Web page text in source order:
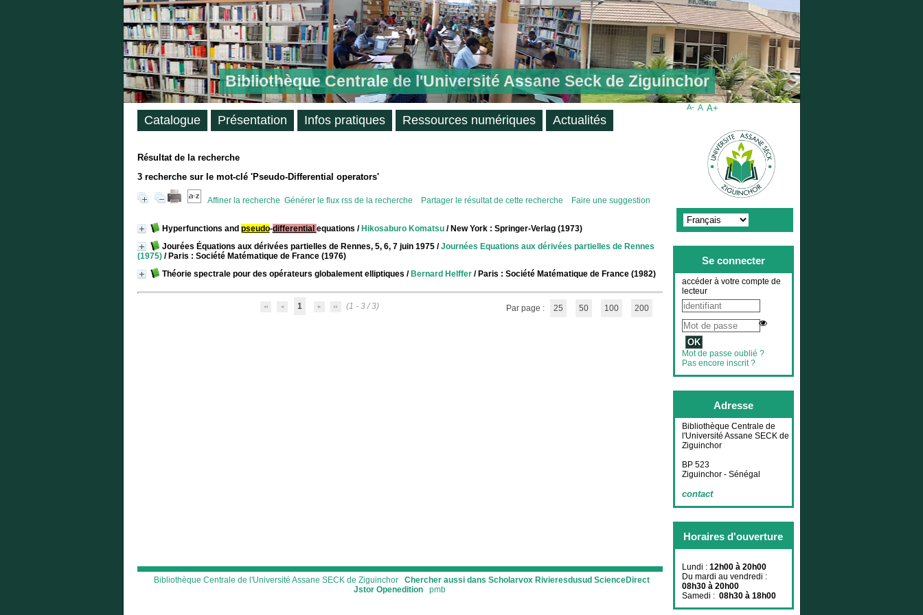
Bibliothèque Centrale de l'Université Assane Seck de Ziguinchor
Résultat de la recherche
3recherche sur le mot-clé 'Pseudo-Differential operators'
Affiner la recherche Générer le flux rss de la recherche Partager le résultat de cette recherche Faire une suggestion
Hyperfunctions and pseudo-differential equations / Hikosaburo Komatsu/ New York : Springer-Verlag (1973)
Jourées Équations aux dérivées partielles de Rennes, 5, 6, 7 juin 1975/Journées Equations aux dérivées partielles de Rennes
(1975)/ Paris : Société Matématique de France (1976)
Théorie spectrale pour des opérateurs globalement elliptiques / Bernard Helffer/ Paris : Société Matématique de France (1982)
1 (1 - 3 / 3) Par page : 25 50 100 200
Bibliothèque Centrale de l'Université Assane SECK de Ziguinchor Chercher aussi dans Scholarvox Rivieresdusud ScienceDirect
Jstor Openedition pmb
Catalogue Présentation Infos pratiques Ressources numériques Actualités
A- A A+
Se connecter
accéder à votre compte de
lecteur
Mot de passe oublié ?
Pas encore inscrit ?
Adresse
Bibliothèque Centrale de
l'Université Assane SECK de
Ziguinchor
BP 523
Ziguinchor - Sénégal
contact
Horaires d'ouverture
Lundi : 12h00 à 20h00
Du mardi au vendredi :
08h30 à 20h00
Samedi : 08h30 à 18h00